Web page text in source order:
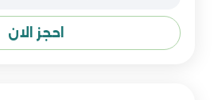
احجز الان